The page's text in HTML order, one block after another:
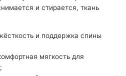
и стирается, ткань
и поддержка спины
мягкость для